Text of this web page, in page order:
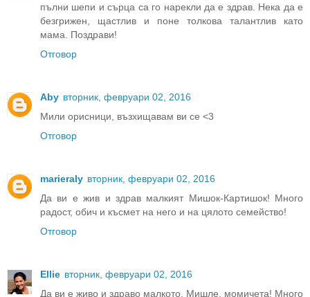
пълни шепи и сърца са го нарекли да е здрав. Нека да е
безгрижен, щастлив и поне толкова талантлив като
мама. Поздрави!
Отговор
Aby вторник, февруари 02, 2016
Мили орисници, възхищавам ви се <3
Отговор
marieraly вторник, февруари 02, 2016
Да ви е жив и здрав малкият Мишок-Картишок! Много
радост, обич и късмет на него и на цялото семейство!
Отговор
Ellie вторник, февруари 02, 2016
Да ви е живо и здраво малкото, Мишле, момичета! Много